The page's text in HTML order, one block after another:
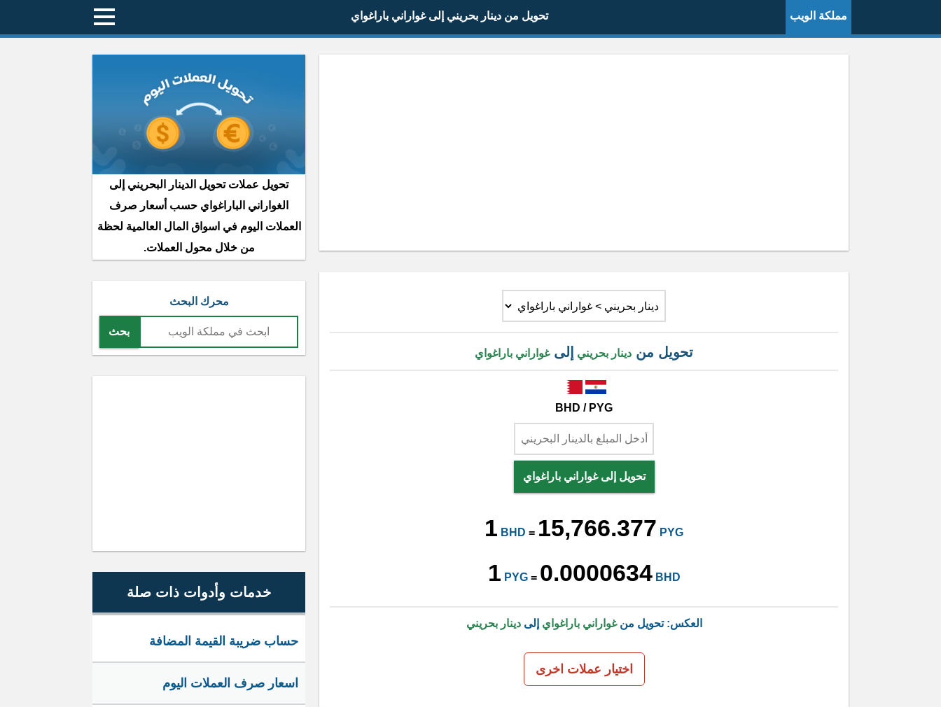
مملكة الويب تحويل من دينار بحريني إلى غواراني باراغواي
تحويل من دينار بحريني إلىغواراني باراغواي
BHD / PYG
تحويل إلى غواراني باراغواي
1 BHD = 15,766.377 PYG
1 PYG= 0.0000634 BHD
العكس: تحويل منغواراني باراغواي إلىدينار بحريني
اختيار عملات اخرى
تحويل عملات تحويل الدينار البحريني إلى
الغواراني الباراغواي حسب أسعار صرف
العملات اليوم في اسواق المال العالمية لحظة
من خلال محول العملات.
محرك البحث
بحث
خدمات وأدوات ذات صلة
حساب ضريبة القيمة المضافة
اسعار صرف العملات اليوم